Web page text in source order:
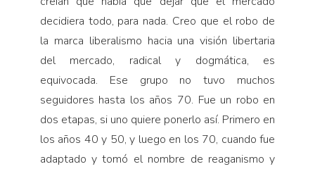
decidiera todo, para nada. Creo que el robo de
la marca liberalismo hacia una visión libertaria
del mercado, radical y dogmática, es
equivocada. Ese grupo no tuvo muchos
seguido­res hasta los años 70. Fue un robo en
dos etapas, si uno quiere ponerlo así. Primero en
los años 40 y 50, y luego en los 70, cuando fue
adaptado y tomó el nombre de reaganismo y